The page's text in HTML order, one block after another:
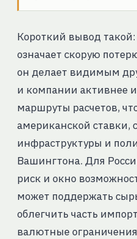
Короткий вывод
означает скорую
он делает видимым
и компании активнее
маршруты расчетов,
американской ставки,
инфраструктуры и
Вашингтона. Для
риск и окно
может поддержать
облегчить часть
валютные